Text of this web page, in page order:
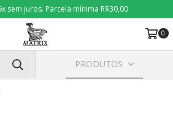
sem juros. Parcela mínima R$30,00
0
PRODUTOS